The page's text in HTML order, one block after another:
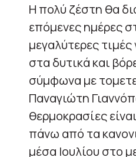
Η πολύ ζέστη θα
επόμενες ημέρες
μεγαλύτερες
στα δυτικά και
σύμφωνα με
Παναγιώτη
θερμοκρασίες
πάνω από τα
μέσα Ιουλίου στο